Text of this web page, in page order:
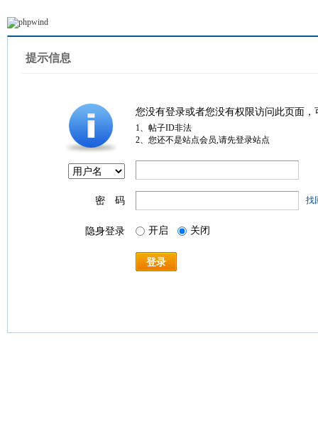
提示信息
您没有登录或者您没有权限访问此页面
1、帖子ID非法
2、您还不是站点会员,请先登录站点
密 码 找
隐身登录 开启 关闭
登录